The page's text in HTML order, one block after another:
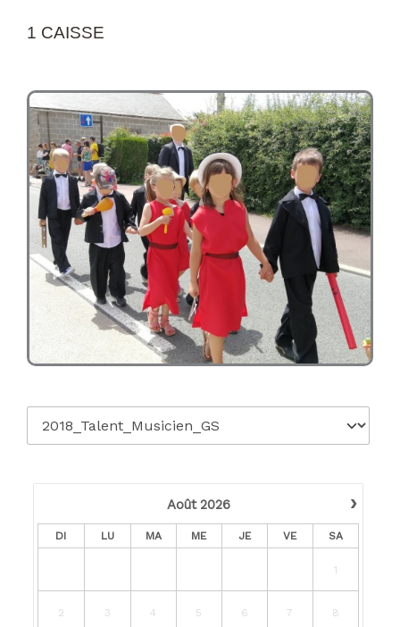
1 CAISSE
›
Août 2026
DI LU MA ME JE VE SA
1
2 3 4 5 6 7 8